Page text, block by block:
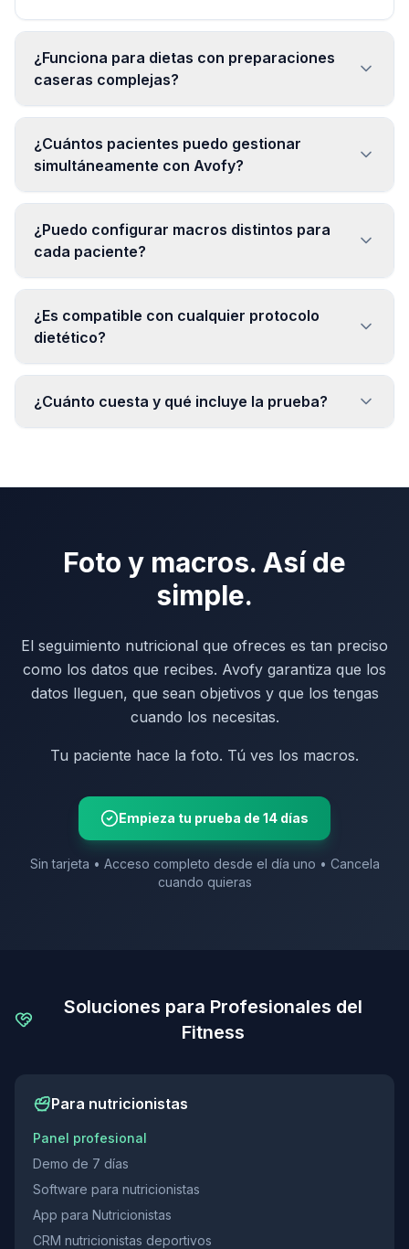
¿Funciona para dietas con preparaciones
caseras complejas?
¿Cuántos pacientes puedo gestionar
simultáneamente con Avofy?
¿Puedo configurar macros distintos para
cada paciente?
¿Es compatible con cualquier protocolo
dietético?
¿Cuánto cuesta y qué incluye la prueba?
Foto y macros. Así de
simple.
El seguimiento nutricional que ofreces es tan preciso
como los datos que recibes. Avofy garantiza que los
datos lleguen, que sean objetivos y que los tengas
cuando los necesitas.
Tu paciente hace la foto. Tú ves los macros.
Empieza tu prueba de 14 días
Sin tarjeta • Acceso completo desde el día uno • Cancela
cuando quieras
Soluciones para Profesionales del
Fitness
Para nutricionistas
Panel profesional
Demo de 7 días
Software para nutricionistas
App para Nutricionistas
CRM nutricionistas deportivos